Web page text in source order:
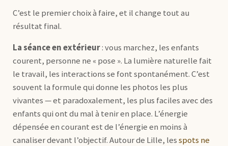
C’est le premier choix à faire, et il change tout au
résultat final.
La séance en extérieur: vous marchez, les enfants
courent, personne ne « pose ». La lumière naturelle fait
le travail, les interactions se font spontanément. C’est
souvent la formule qui donne les photos les plus
vivantes — et paradoxalement, les plus faciles avec des
enfants qui ont du mal à tenir en place. L’énergie
dépensée en courant est de l’énergie en moins à
canaliser devant l’objectif. Autour de Lille, lesspots ne